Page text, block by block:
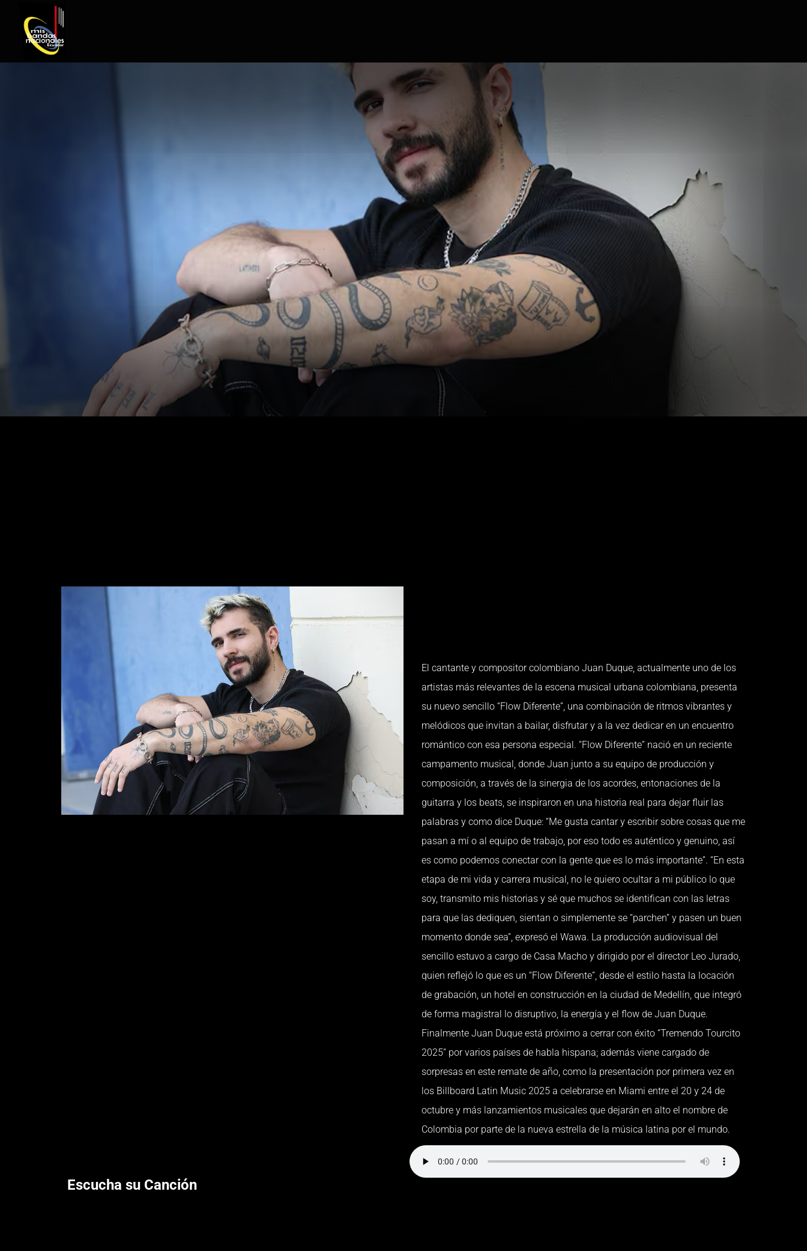
El cantante y compositor colombiano Juan Duque, actualmente uno de los
artistas más relevantes de la escena musical urbana colombiana, presenta
su nuevo sencillo “Flow Diferente”, una combinación de ritmos vibrantes y
melódicos que invitan a bailar, disfrutar y a la vez dedicar en un encuentro
romántico con esa persona especial. “Flow Diferente” nació en un reciente
campamento musical, donde Juan junto a su equipo de producción y
composición, a través de la sinergia de los acordes, entonaciones de la
guitarra y los beats, se inspiraron en una historia real para dejar fluir las
palabras y como dice Duque: “Me gusta cantar y escribir sobre cosas que me
pasan a mí o al equipo de trabajo, por eso todo es auténtico y genuino, así
es como podemos conectar con la gente que es lo más importante”. “En esta
etapa de mi vida y carrera musical, no le quiero ocultar a mi público lo que
soy, transmito mis historias y sé que muchos se identifican con las letras
para que las dediquen, sientan o simplemente se “parchen” y pasen un buen
momento donde sea”, expresó el Wawa. La producción audiovisual del
sencillo estuvo a cargo de Casa Macho y dirigido por el director Leo Jurado,
quien reflejó lo que es un “Flow Diferente”, desde el estilo hasta la locación
de grabación, un hotel en construcción en la ciudad de Medellín, que integró
de forma magistral lo disruptivo, la energía y el flow de Juan Duque.
Finalmente Juan Duque está próximo a cerrar con éxito “Tremendo Tourcito
2025” por varios países de habla hispana; además viene cargado de
sorpresas en este remate de año, como la presentación por primera vez en
los Billboard Latin Music 2025 a celebrarse en Miami entre el 20 y 24 de
octubre y más lanzamientos musicales que dejarán en alto el nombre de
Colombia por parte de la nueva estrella de la música latina por el mundo.
Escucha su Canción